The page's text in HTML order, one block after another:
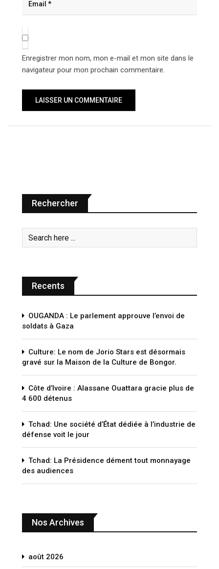
Enregistrer mon nom, mon e-mail et mon site dans le
navigateur pour mon prochain commentaire.
Rechercher
Recents
OUGANDA : Le parlement approuve l’envoi de
soldats à Gaza
Culture: Le nom de Jorio Stars est désormais
gravé sur la Maison de la Culture de Bongor.
Côte d’Ivoire : Alassane Ouattara gracie plus de
4 600 détenus
Tchad: Une société d’État dédiée à l’industrie de
défense voit le jour
Tchad: La Présidence dément tout monnayage
des audiences
Nos Archives
août 2026